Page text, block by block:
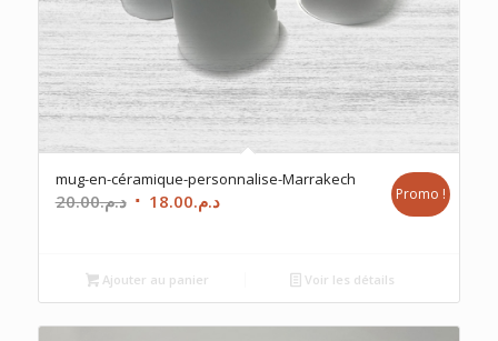
mug-en-céramique-personnalise-Marrakech
د.م.20.00
Le
était :
د.م.20.00.
د.م.18.00
Le
د.م.18.00.
Promo !
Ajouter au panier Voir les détails